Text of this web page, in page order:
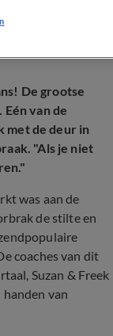
De grootse
van de
met de deur in
"Als je niet
was aan de
de stilte en
coaches van dit
Suzan & Freek
van